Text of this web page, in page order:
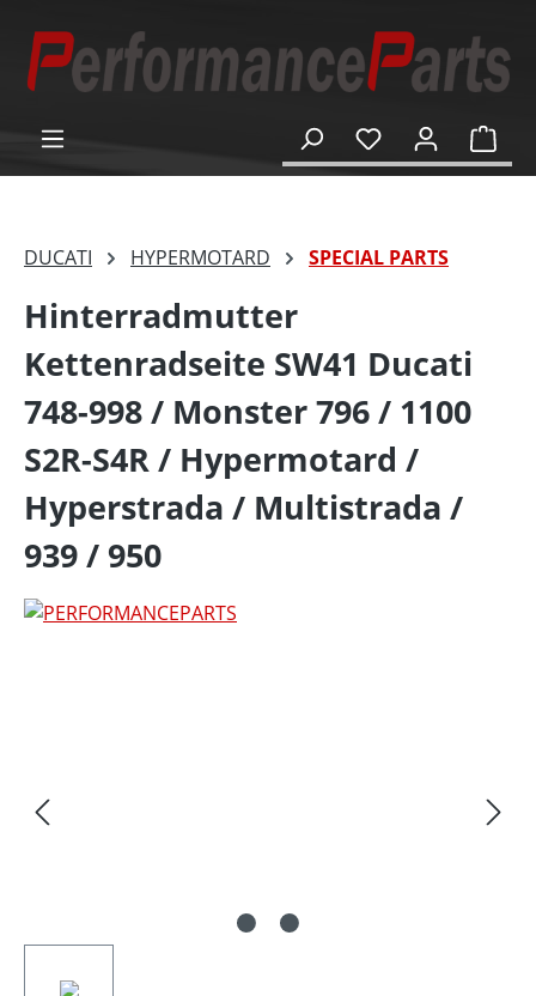
springen
DUCATI HYPERMOTARD SPECIAL PARTS
Hinterradmutter
Kettenradseite SW41 Ducati
748-998 / Monster 796 / 1100
S2R-S4R / Hypermotard /
Hyperstrada / Multistrada /
939 / 950